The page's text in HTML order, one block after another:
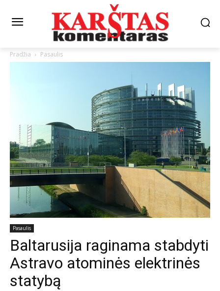
Pradžia Pasaulis
Pasaulis
Baltarusija raginama stabdyti
Astravo atominės elektrinės
statybą